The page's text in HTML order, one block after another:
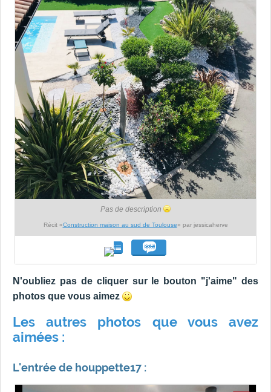
Pas de description
Récit «Construction maison au sud de Toulouse» par jessicaherve
N'oubliez pas de cliquer sur le bouton "j'aime" des
photos que vous aimez
Les autres photos que vous avez
aimées :
L'entrée de houppette17 :